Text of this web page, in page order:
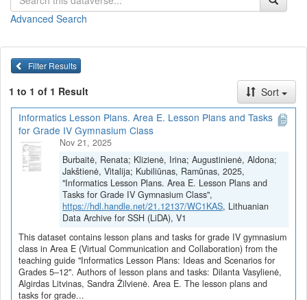
Pamokų planai ir užduotys(juos galiteperžiūrėtiarbaparsisiųsti
viename dokumente)
5G ir palydovinis ryšys (Dilanta Vasylienė)
Daiktų interneto (DI) technologijos (Dilanta Vasylienė)
Daiktų interneto technologijų naudojimo galimybės (Algirdas
Litvinas)
Virtualus piliečių bendravimas su informacinės visuomenės
paslaugų tiekėjais (Algirdas Litvinas)
Virtualaus bendravimo ir bendradarbiavimo priemonių
įvairovė (Sandra Žilvienė)
Virtualaus bendravimo ir bendradarbiavimo pasirinkimo
pagrindimas ir praktika (Sandra Žilvienė)
Visi E srities pamokų planai ir užduotys
Pamokų planai ir užduotys parengti vykdant projektą„Skaitmeninė
švietimo transformacija („EdTech“)(Nr. 10-004-P-0001)“,
įgyvendintą pagal ekonomikos gaivinimo ir atsparumo didinimo
planą „Naujos kartos Lietuva“, finansuojamą Europos Sąjungos
ekonomikos gaivinimo ir atsparumo didinimo priemonės
Advanced Search
Filter Results
1 to 1 of 1 Result
Sort
Informatics Lesson Plans. Area E. Lesson Plans and Tasks
for Grade IV Gymnasium Class
Nov 21, 2025
Burbaitė, Renata; Klizienė, Irina; Augustinienė, Aldona;
Jakštienė, Vitalija; Kubiliūnas, Ramūnas, 2025,
"Informatics Lesson Plans. Area E. Lesson Plans and
Tasks for Grade IV Gymnasium Class",
https://hdl.handle.net/21.12137/WC1KAS, Lithuanian
Data Archive for SSH (LiDA), V1
This dataset contains lesson plans and tasks for grade IV gymnasium
class in Area E (Virtual Communication and Collaboration) from the
teaching guide "Informatics Lesson Plans: Ideas and Scenarios for
Grades 5–12". Authors of lesson plans and tasks: Dilanta Vasylienė,
Algirdas Litvinas, Sandra Žilvienė. Area E. The lesson plans and
tasks for grade...